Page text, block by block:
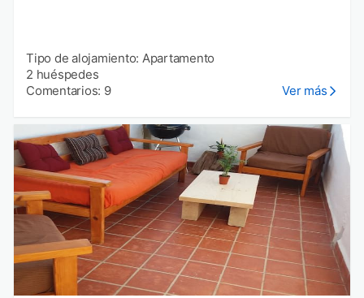
Tipo de alojamiento: Apartamento
2 huéspedes
Comentarios: 9
Ver más